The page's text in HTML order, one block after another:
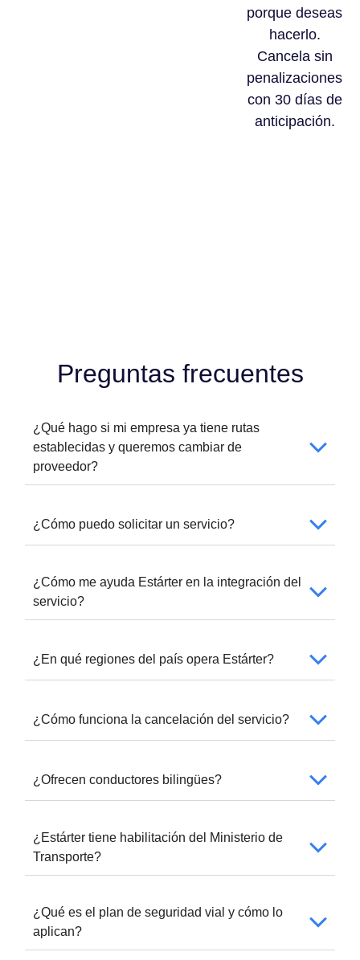
porque deseas
hacerlo.
Cancela sin
penalizaciones
con 30 días de
anticipación.
Preguntas frecuentes
¿Qué hago si mi empresa ya tiene rutas
establecidas y queremos cambiar de
proveedor?
¿Cómo puedo solicitar un servicio?
¿Cómo me ayuda Estárter en la integración del
servicio?
¿En qué regiones del país opera Estárter?
¿Cómo funciona la cancelación del servicio?
¿Ofrecen conductores bilingües?
¿Estárter tiene habilitación del Ministerio de
Transporte?
¿Qué es el plan de seguridad vial y cómo lo
aplican?